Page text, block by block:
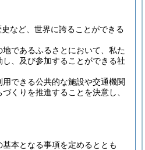
など、世界に誇ることができる
であるふるさとにおいて、私た
、及び参加することができる社
できる公共的な施設や交通機関
くりを推進することを決意し、
本となる事項を定めるととも